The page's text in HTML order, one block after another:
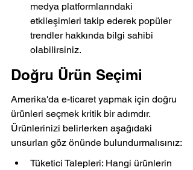
medya platformlarındaki
etkileşimleri takip ederek popüler
trendler hakkında bilgi sahibi
olabilirsiniz.
Doğru Ürün Seçimi
Amerika'da e-ticaret yapmak için doğru
ürünleri seçmek kritik bir adımdır.
Ürünlerinizi belirlerken aşağıdaki
unsurları göz önünde bulundurmalısınız:
Tüketici Talepleri: Hangi ürünlerin